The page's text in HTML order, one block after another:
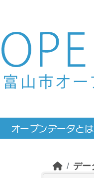
Skip to main content
デー